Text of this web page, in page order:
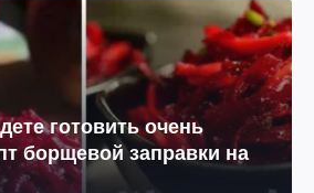
готовить очень
борщевой заправки на